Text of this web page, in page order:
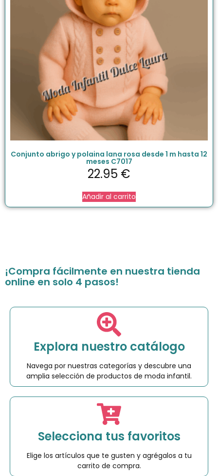
Conjunto abrigo y polaina lana rosa desde 1 m hasta 12
meses C7017
22.95 €
Añadir al carrito
¡Compra fácilmente en nuestra tienda
online en solo 4 pasos!
Explora nuestro catálogo
Navega por nuestras categorías y descubre una
amplia selección de productos de moda infantil.
Selecciona tus favoritos
Elige los artículos que te gusten y agrégalos a tu
carrito de compra.